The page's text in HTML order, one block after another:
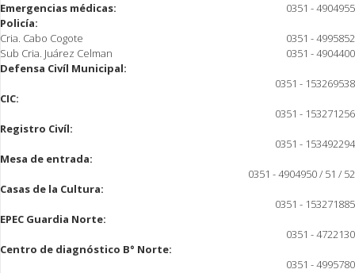
Emergencias médicas:
0351 - 4904955
Policía:
Cria. Cabo Cogote
0351 - 4995852
Sub Cria. Juárez Celman
0351 - 4904400
Defensa Civíl Municipal:
0351 - 153269538
CIC:
0351 - 153271256
Registro Civíl:
0351 - 153492294
Mesa de entrada:
0351 - 4904950 / 51 / 52
Casas de la Cultura:
0351 - 153271885
EPEC Guardia Norte:
0351 - 4722130
Centro de diagnóstico B° Norte:
0351 - 4995780